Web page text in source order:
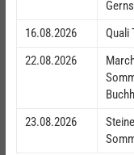
16.08.2026
Quali
22.08.2026
23.08.2026